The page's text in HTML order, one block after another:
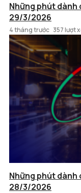
Những phút
29/3/2026
4 tháng trước 357 lượt
Những phút dành
28/3/2026